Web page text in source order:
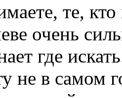
те,
очень
где
не в самом